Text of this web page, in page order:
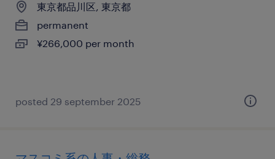
東京都品川区, 東京都
permanent
¥266,000 per month
posted 29 september 2025